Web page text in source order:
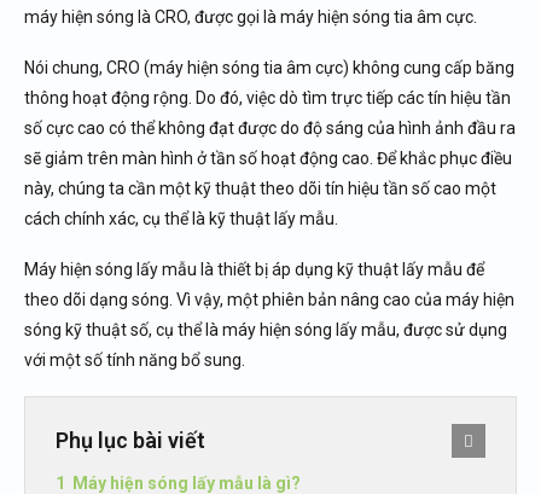
máy hiện sóng là CRO, được gọi là máy hiện sóng tia âm cực.
Nói chung, CRO (máy hiện sóng tia âm cực) không cung cấp băng
thông hoạt động rộng. Do đó, việc dò tìm trực tiếp các tín hiệu tần
số cực cao có thể không đạt được do độ sáng của hình ảnh đầu ra
sẽ giảm trên màn hình ở tần số hoạt động cao. Để khắc phục điều
này, chúng ta cần một kỹ thuật theo dõi tín hiệu tần số cao một
cách chính xác, cụ thể là kỹ thuật lấy mẫu.
Máy hiện sóng lấy mẫu là thiết bị áp dụng kỹ thuật lấy mẫu để
theo dõi dạng sóng. Vì vậy, một phiên bản nâng cao của máy hiện
sóng kỹ thuật số, cụ thể là máy hiện sóng lấy mẫu, được sử dụng
với một số tính năng bổ sung.
Phụ lục bài viết
Máy hiện sóng lấy mẫu là gì?